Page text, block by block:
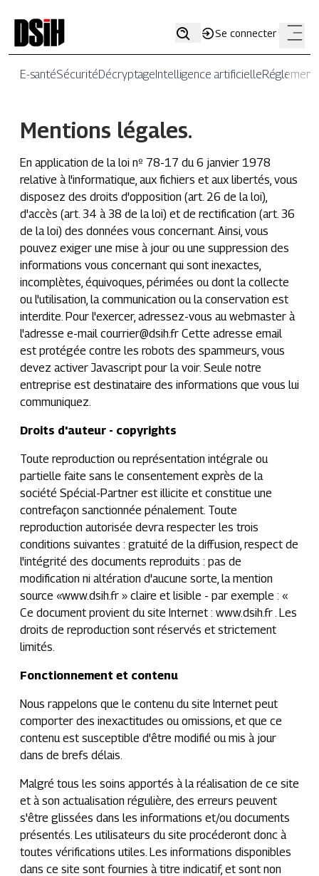
Se connecter
E-santéSécuritéDécryptageIntelligence artificielle
Mentions légales.
En application de la loi nº 78-17 du 6 janvier 1978
relative à l'informatique, aux fichiers et aux libertés, vous
disposez des droits d'opposition (art. 26 de la loi),
d'accès (art. 34 à 38 de la loi) et de rectification (art. 36
de la loi) des données vous concernant. Ainsi, vous
pouvez exiger une mise à jour ou une suppression des
informations vous concernant qui sont inexactes,
incomplètes, équivoques, périmées ou dont la collecte
ou l'utilisation, la communication ou la conservation est
interdite. Pour l'exercer, adressez-vous au webmaster à
l'adresse e-mail courrier@dsih.fr Cette adresse email
est protégée contre les robots des spammeurs, vous
devez activer Javascript pour la voir. Seule notre
entreprise est destinataire des informations que vous lui
communiquez.
Droits d'auteur - copyrights
Toute reproduction ou représentation intégrale ou
partielle faite sans le consentement exprès de la
société Spécial-Partner est illicite et constitue une
contrefaçon sanctionnée pénalement. Toute
reproduction autorisée devra respecter les trois
conditions suivantes : gratuité de la diffusion, respect de
l'intégrité des documents reproduits : pas de
modification ni altération d'aucune sorte, la mention
source «www.dsih.fr » claire et lisible - par exemple : «
Ce document provient du site Internet : www.dsih.fr . Les
droits de reproduction sont réservés et strictement
limités.
Fonctionnement et contenu
Nous rappelons que le contenu du site Internet peut
comporter des inexactitudes ou omissions, et que ce
contenu est susceptible d'être modifié ou mis à jour
dans de brefs délais.
Malgré tous les soins apportés à la réalisation de ce site
et à son actualisation régulière, des erreurs peuvent
s'être glissées dans les informations et/ou documents
présentés. Les utilisateurs du site procéderont donc à
toutes vérifications utiles. Les informations disponibles
dans ce site sont fournies à titre indicatif, et sont non